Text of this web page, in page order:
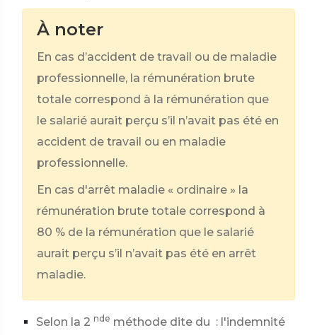
À noter
En cas d’accident de travail ou de maladie
professionnelle, la rémunération brute
totale correspond à la rémunération que
le salarié aurait perçu s’il n’avait pas été en
accident de travail ou en maladie
professionnelle.
En cas d'arrêt maladie « ordinaire » la
rémunération brute totale correspond à
80 % de la rémunération que le salarié
aurait perçu s’il n’avait pas été en arrêt
maladie.
Selon la 2 nde méthode dite du : l'indemnité